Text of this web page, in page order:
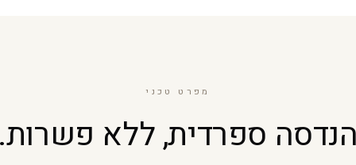
מפרט טכני
ספרדית, ללא פשרות.